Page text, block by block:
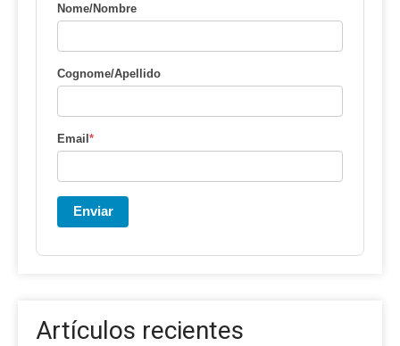
Nome/Nombre
Cognome/Apellido
Email*
Enviar
Artículos recientes